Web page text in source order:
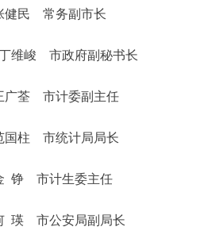
民 常务副市长
峻 市政府副秘书长
计委副主任
国柱 市统计局局长
铮 市计生委主任
瑛 市公安局副局长